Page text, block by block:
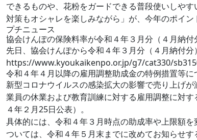
できるものや、花粉をガードできる普段使いしや
対策もオシャレを楽しみながら」が、今年のポイン
プチニュース
協会けんぽの保険料率が令和４年３月分（４月納
先日、協会けんぽから令和４年３月分（４月納付
https://www.kyoukaikenpo.or.jp/g7/cat330/
令和４年４月以降の雇用調整助成金の特例措置等
新型コロナウイルスの感染拡大の影響で売り上げ
業員の休業および教育訓練に対する雇用調整に対
４年２月25日公表）。
具体的には、令和４年３月時点の助成率や上限額
ついては、令和４年５月末までに改めてお知らせ